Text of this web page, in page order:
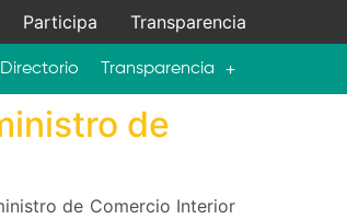
Participa Transparencia
Directorio Transparencia
de
de Comercio Interior